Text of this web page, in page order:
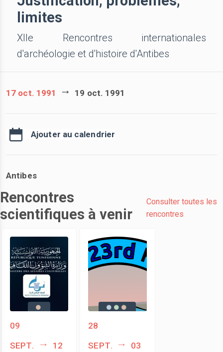
limites
XIIe Rencontres internationales
d'archéologie et d'histoire d'Antibes
17 oct. 1991 19 oct. 1991
Ajouter au calendrier
Antibes
Rencontres
scientifiques à venir
Consulter toutes les
rencontres
09
sept.
12
28
sept.
03